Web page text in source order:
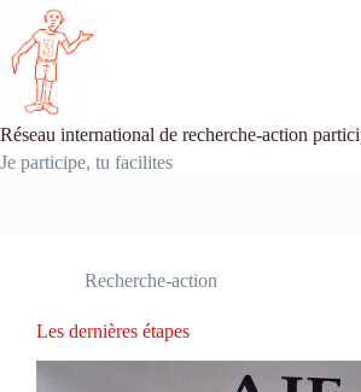
Passer
contenu
Réseau international de recherche-action
Je participe, tu facilites
Recherche-action
Les dernières étapes